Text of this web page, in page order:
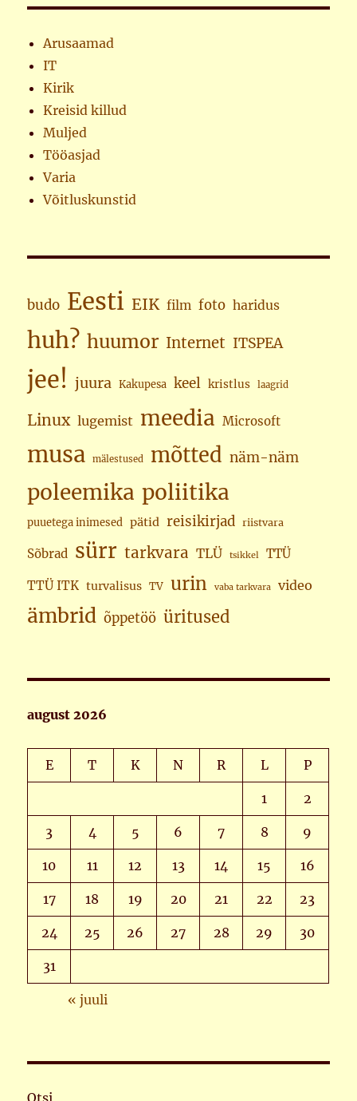
Arusaamad
IT
Kirik
Kreisid killud
Muljed
Tööasjad
Varia
Võitluskunstid
budo Eesti EIK film foto haridus
huh? huumor Internet ITSPEA
jee! juura Kakupesa keel kristlus laagrid
Linux lugemist meedia Microsoft
musa mälestused mõtted näm-näm
poleemika poliitika
puuetega inimesed pätid reisikirjad riistvara
Sõbrad sürr tarkvara TLÜ tsikkel TTÜ
TTÜ ITK turvalisus TV urin vaba tarkvara video
ämbrid õppetöö üritused
august 2026
E T K N R L P
1 2
3 4 5 6 7 8 9
10 11 12 13 14 15 16
17 18 19 20 21 22 23
24 25 26 27 28 29 30
31
« juuli